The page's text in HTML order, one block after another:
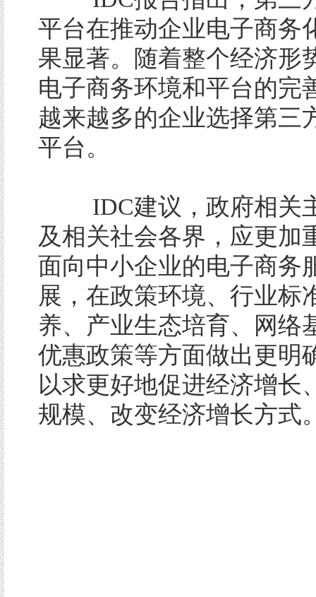
平台在推动企业电子商务
果显著。随着整个经济形
电子商务环境和平台的完
越来越多的企业选择第三
平台。
IDC建议，政府相关
及相关社会各界，应更加
面向中小企业的电子商务
展，在政策环境、行业标
养、产业生态培育、网络
优惠政策等方面做出更明
以求更好地促进经济增长
规模、改变经济增长方式